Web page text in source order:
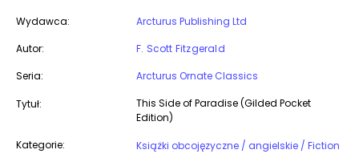
Wydawca:
Arcturus Publishing Ltd
Autor:
F. Scott Fitzgerald
Seria:
Arcturus Ornate Classics
Tytuł:
This Side of Paradise (Gilded Pocket
Edition)
Kategorie:
Książki obcojęzyczne / angielskie / Fiction